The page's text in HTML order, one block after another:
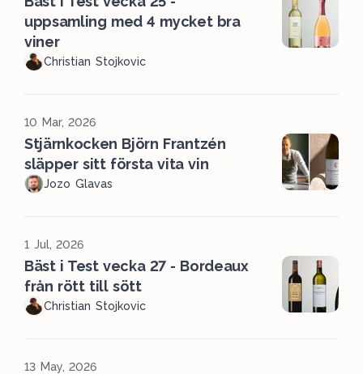
uppsamling med 4 mycket bra
viner
Christian Stojkovic
10 Mar, 2026
Stjärnkocken Björn Frantzén
släpper sitt första vita vin
Jozo Glavas
1 Jul, 2026
Bäst i Test vecka 27 - Bordeaux
från rött till sött
Christian Stojkovic
13 May, 2026